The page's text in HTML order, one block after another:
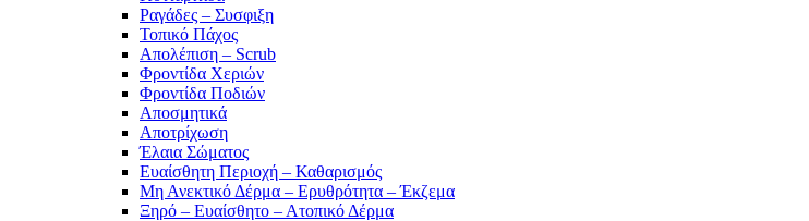
Ραγάδες – Συσφιξη
Τοπικό Πάχος
Απολέπιση – Scrub
Φροντίδα Χεριών
Φροντίδα Ποδιών
Αποσμητικά
Αποτρίχωση
Έλαια Σώματος
Ευαίσθητη Περιοχή – Καθαρισμός
Μη Ανεκτικό Δέρμα – Ερυθρότητα – Έκζεμα
Ξηρό – Ευαίσθητο – Ατοπικό Δέρμα